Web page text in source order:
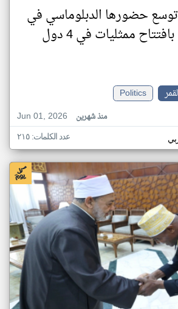
حضورها الدبلوماسي في
إفريقيا بافتتاح ممثليات في 4 دول
Politics
Jun 01, 2026
منذ شهرين
عدد الكلمات: ٢١٥